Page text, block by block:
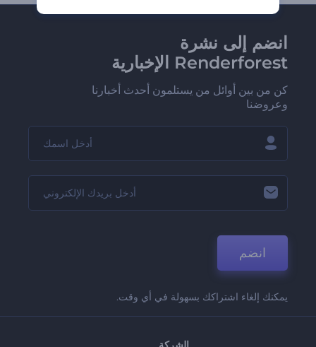
انضم إلى نشرة
Renderforest الإخبارية
كن من بين أوائل من يستلمون أحدث أخبارنا
وعروضنا
انضم
يمكنك إلغاء اشتراكك بسهولة في أي وقت.